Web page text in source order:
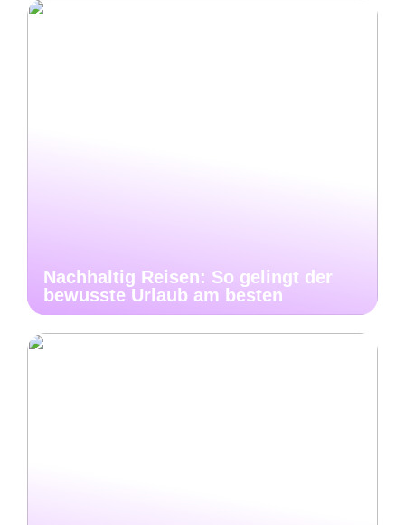
Nachhaltig Reisen: So gelingt der
bewusste Urlaub am besten